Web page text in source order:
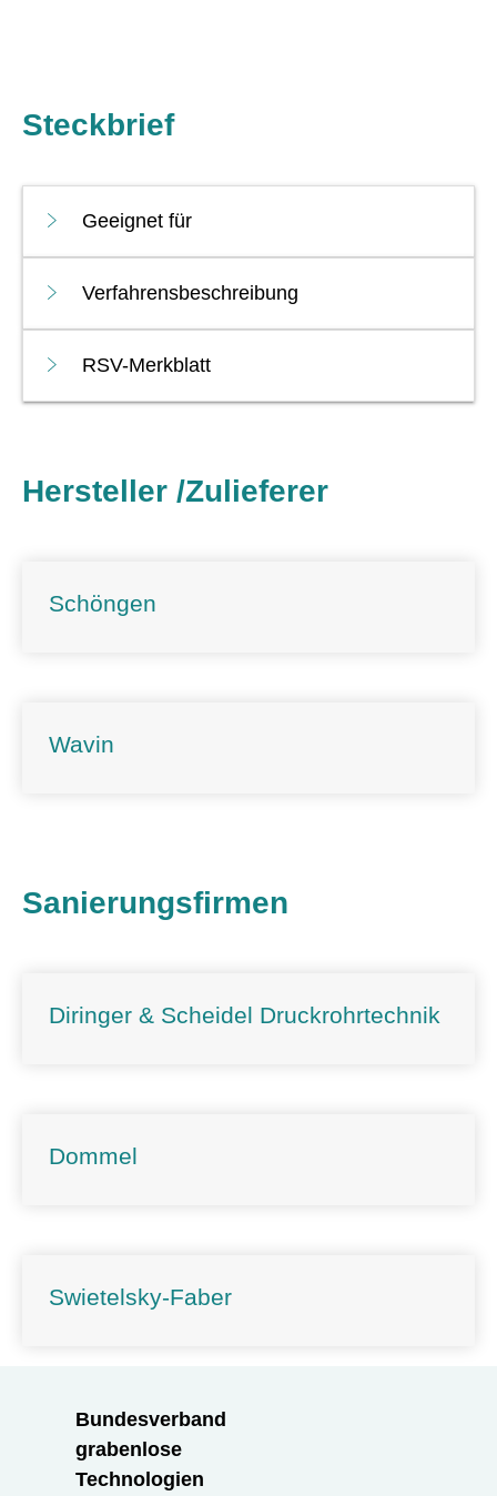
Steckbrief
Geeignet für
Verfahrensbeschreibung
RSV-Merkblatt
Hersteller /Zulieferer
Schöngen
Wavin
Sanierungsfirmen
Diringer & Scheidel Druckrohrtechnik
Dommel
Swietelsky-Faber
Bundesverband
grabenlose
Technologien